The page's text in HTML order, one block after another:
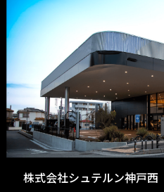
株式会社シュテルン神戸西